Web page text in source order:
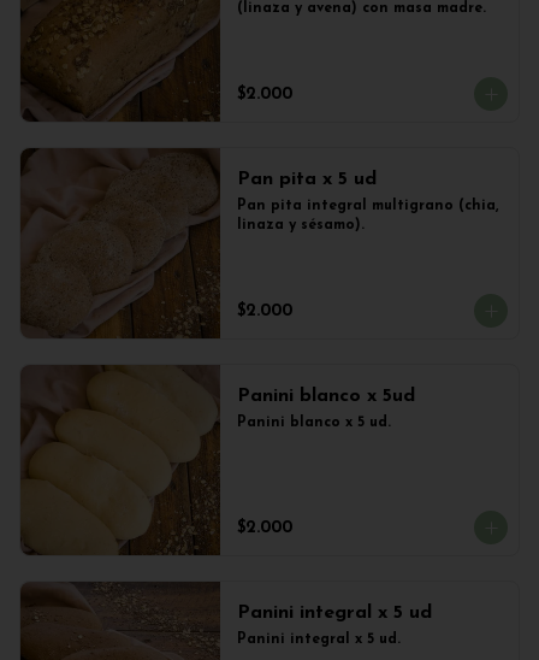
(linaza y avena) con masa madre.
$2.000
Pan pita x 5 ud
Pan pita integral multigrano (chia,
linaza y sésamo).
$2.000
Panini blanco x 5ud
Panini blanco x 5 ud.
$2.000
Panini integral x 5 ud
Panini integral x 5 ud.